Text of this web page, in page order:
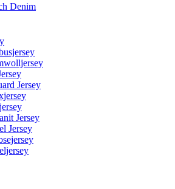
Denim
Jersey
Jersey
Jersey